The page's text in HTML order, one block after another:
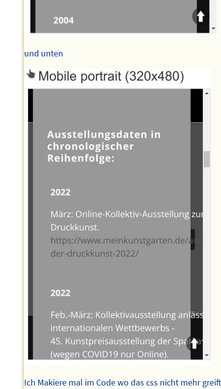
und unten
Ich Makiere mal im Code wo das css nicht mehr